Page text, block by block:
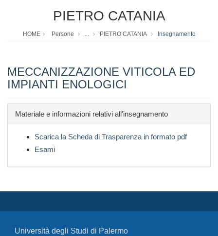
PIETRO CATANIA
HOME Persone ... PIETRO CATANIA Insegnamento
MECCANIZZAZIONE VITICOLA ED
IMPIANTI ENOLOGICI
Materiale e informazioni relativi all'insegnamento
Scarica la Scheda di Trasparenza in formato pdf
Esami
Università degli Studi di Palermo